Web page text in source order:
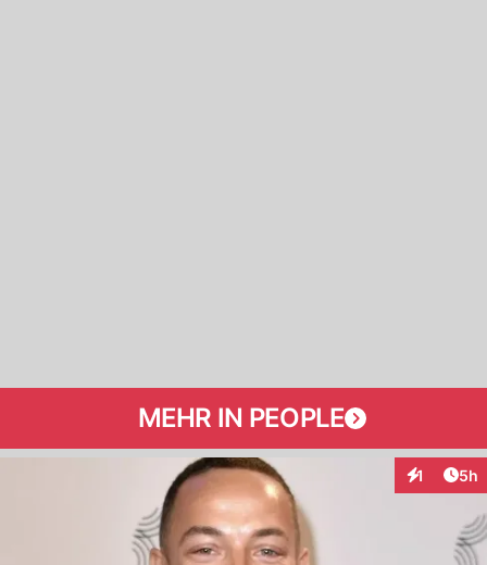
MEHR IN PEOPLE
1 5h